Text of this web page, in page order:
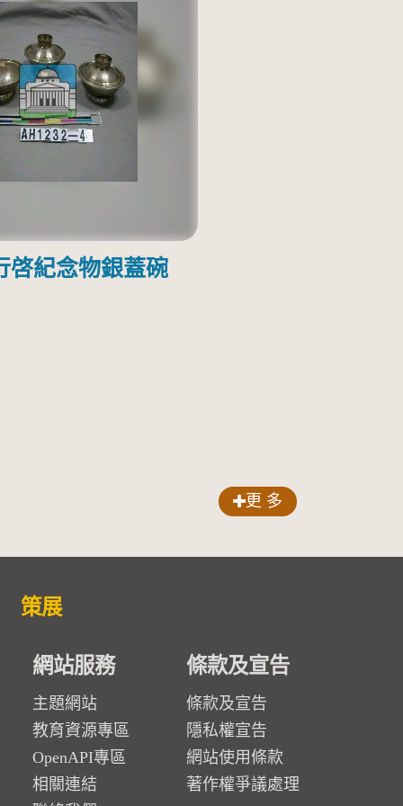
啓紀念物銀蓋碗
更 多
策展
網站服務
主題網站
教育資源專區
OpenAPI專區
相關連結
條款及宣告
條款及宣告
隱私權宣告
網站使用條款
著作權爭議處理